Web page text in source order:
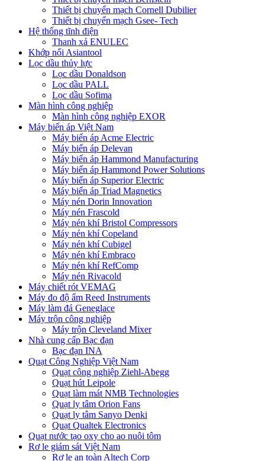
Thiết bị chuyển mạch Cornell Dubilier
Thiết bị chuyển mạch Gsee- Tech
Hệ thống tĩnh điện
Thanh xả ENULEC
Khớp nối Asiantool
Lọc dầu thủy lực
Lọc dầu Donaldson
Lọc dầu PALL
Lọc dầu Sofima
Màn hình công nghiệp
Màn hình công nghiệp EXOR
Máy biến áp Việt Nam
Máy biến áp Acme Electric
Máy biến áp Delevan
Máy biến áp Hammond Manufacturing
Máy biến áp Hammond Power Solutions
Máy biến áp Superior Electric
Máy biến áp Triad Magnetics
Máy nén Dorin Innovation
Máy nén Frascold
Máy nén khí Bristol Compressors
Máy nén khí Copeland
Máy nén khí Cubigel
Máy nén khí Embraco
Máy nén khí RefComp
Máy nén Rivacold
Máy chiết rót VEMAG
Máy đo độ ẩm Reed Instruments
Máy làm đá Geneglace
Máy trộn công nghiệp
Máy trộn Cleveland Mixer
Nhà cung cấp Bạc đạn
Bạc đạn INA
Quạt Công Nghiệp Việt Nam
Quạt công nghiệp Ziehl-Abegg
Quạt hút Leipole
Quạt làm mát NMB Technologies
Quạt ly tâm Orion Fans
Quạt ly tâm Sanyo Denki
Quạt Qualtek Electronics
Quạt nước tạo oxy cho ao nuôi tôm
Rơ le giám sát Việt Nam
Rơ le an toàn Altech Corp